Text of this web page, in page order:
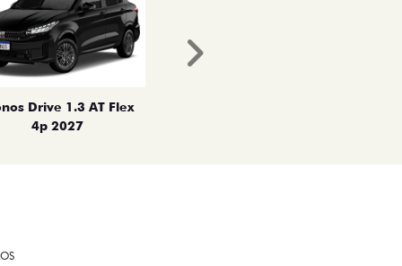
Drive 1.3 AT Flex
4p 2027
Próximo